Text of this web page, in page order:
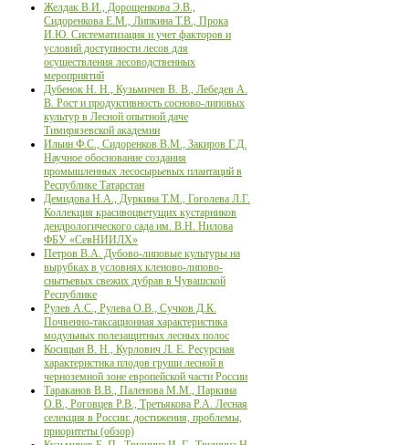
Желдак В.И., Дорощенкова Э.В.,
Сидоренкова Е.М., Липкина Т.В., Прока
И.Ю. Систематизация и учет факторов и
условий доступности лесов для
осуществления лесоводственных
мероприятий
Дубенок Н. Н., Кузьмичев В. В., Лебедев А.
В. Рост и продуктивность сосново-липовых
культур в Лесной опытной даче
Тимирязевской академии
Ильин Ф.С., Сидоренков В.М., Закиров Г.Д.
Научное обоснование создания
промышленных лесосырьевых плантаций в
Республике Татарстан
Демидова Н.А., Дуркина Т.М., Гоголева Л.Г.
Коллекция красивоцветущих кустарников
дендрологического сада им. В.Н. Нилова
ФБУ «СевНИИЛХ»
Петров В.А. Дубово-липовые культуры на
вырубках в условиях кленово-липово-
снытьевых свежих дубрав в Чувашской
Республике
Рулев А.С., Рулева О.В., Сучков Д.К.
Почвенно-таксационная характеристика
модульных полезащитных лесных полос
Косицын В. Н., Курлович Л. Е. Ресурсная
характеристика плодов груши лесной в
черноземной зоне европейской части России
Тараканов В.В., Паленова М.М., Паркина
О.В., Роговцев Р.В., Третьякова Р.А. Лесная
селекция в России: достижения, проблемы,
приоритеты (обзор)